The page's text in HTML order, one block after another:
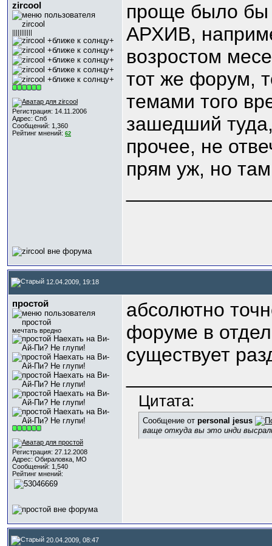
zircool
|||||||||||
Регистрация: 14.11.2006
Адрес: Спб
Сообщений: 1,360
Рейтинг мнений: 62
проще было бы
АРХИВ,
возростом
тот же форум,
темами того
зашедший
прочее, не
прям уж, но там
12.04.2009, 19:18
простой
мечтать вредно
Регистрация: 27.12.2008
Адрес: Обираловка, МО
Сообщений: 1,540
Рейтинг мнений:
абсолютно
форуме в
существует
Цитата:
Сообщение от personal jesus
ваще откуда вы это инди
20.04.2009, 08:47